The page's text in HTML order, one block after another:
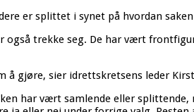
er splittet i synet på hvordan
også trekke seg. De har vært
å gjøre, sier idrettskretsens leder
har vært samlende eller